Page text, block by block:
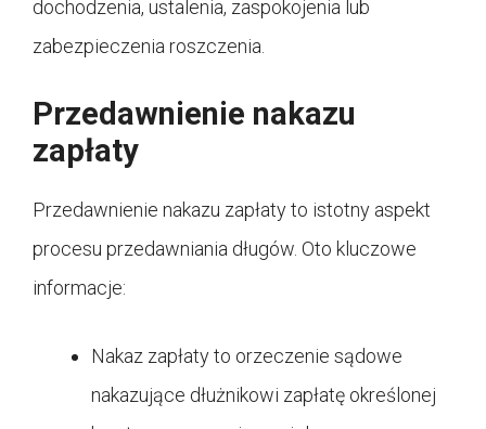
dochodzenia, ustalenia, zaspokojenia lub
zabezpieczenia roszczenia.
Przedawnienie nakazu
zapłaty
Przedawnienie nakazu zapłaty to istotny aspekt
procesu przedawniania długów. Oto kluczowe
informacje:
Nakaz zapłaty to orzeczenie sądowe
nakazujące dłużnikowi zapłatę określonej